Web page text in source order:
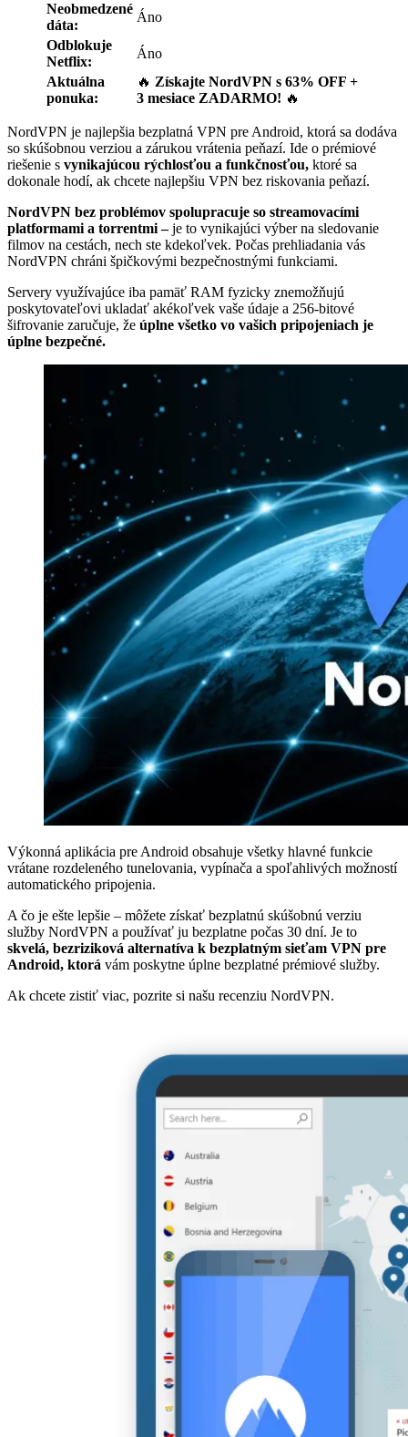
Neobmedzené
dáta:
Áno
Odblokuje
Netflix:
Áno
Aktuálna
ponuka:
🔥 Získajte NordVPN s 63% OFF +
3 mesiace ZADARMO! 🔥
NordVPN je najlepšia bezplatná VPN pre Android, ktorá sa dodáva
so skúšobnou verziou a zárukou vrátenia peňazí. Ide o prémiové
riešenie s vynikajúcou rýchlosťou a funkčnosťou, ktoré sa
dokonale hodí, ak chcete najlepšiu VPN bez riskovania peňazí.
NordVPN bez problémov spolupracuje so streamovacími
platformami a torrentmi –je to vynikajúci výber na sledovanie
filmov na cestách, nech ste kdekoľvek. Počas prehliadania vás
NordVPN chráni špičkovými bezpečnostnými funkciami.
Servery využívajúce iba pamäť RAM fyzicky znemožňujú
poskytovateľovi ukladať akékoľvek vaše údaje a 256-bitové
šifrovanie zaručuje, že úplne všetko vo vašich pripojeniach je
úplne bezpečné.
Výkonná aplikácia pre Android obsahuje všetky hlavné funkcie
vrátane rozdeleného tunelovania, vypínača a spoľahlivých možností
automatického pripojenia.
A čo je ešte lepšie – môžete získať bezplatnú skúšobnú verziu
služby NordVPN a používať ju bezplatne počas 30 dní. Je to
skvelá, bezriziková alternatíva k bezplatným sieťam VPN pre
Android, ktorá vám poskytne úplne bezplatné prémiové služby.
Ak chcete zistiť viac, pozrite si našu recenziu NordVPN.